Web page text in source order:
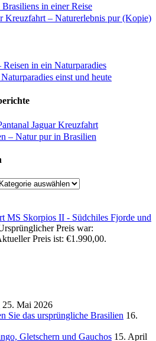
in einer Reise
Kreuzfahrt – Naturerlebnis pur (Kopie)
Reisen in ein Naturparadies
einst und heute
Jaguar Kreuzfahrt
– Natur pur in Brasilien
MS Skorpios II - Südchiles Fjorde und
Preis war:
Preis ist: €1.990,00.
25. Mai 2026
Sie das ursprüngliche Brasilien 16.
Gletschern und Gauchos 15. April